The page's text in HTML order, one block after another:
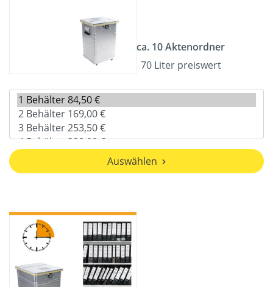
ca. 10 Aktenordner
70 Liter preiswert
Auswählen